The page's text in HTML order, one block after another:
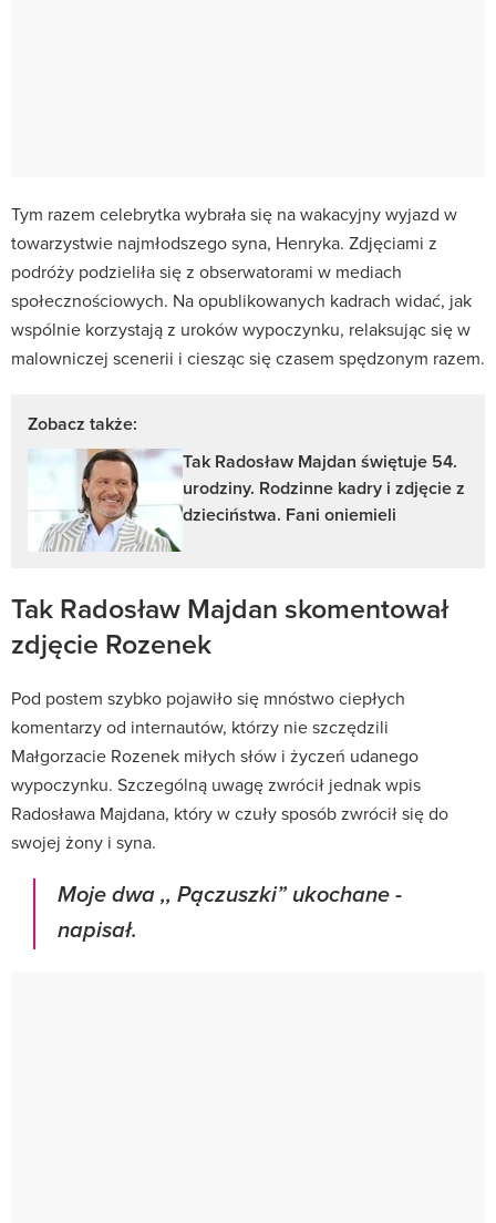
Tym razem celebrytka wybrała się na wakacyjny wyjazd w
towarzystwie najmłodszego syna, Henryka. Zdjęciami z
podróży podzieliła się z obserwatorami w mediach
społecznościowych. Na opublikowanych kadrach widać, jak
wspólnie korzystają z uroków wypoczynku, relaksując się w
malowniczej scenerii i ciesząc się czasem spędzonym razem.
Zobacz także:
Tak Radosław Majdan świętuje 54.
urodziny. Rodzinne kadry i zdjęcie z
dzieciństwa. Fani oniemieli
Tak Radosław Majdan skomentował
zdjęcie Rozenek
Pod postem szybko pojawiło się mnóstwo ciepłych
komentarzy od internautów, którzy nie szczędzili
Małgorzacie Rozenek miłych słów i życzeń udanego
wypoczynku. Szczególną uwagę zwrócił jednak wpis
Radosława Majdana, który w czuły sposób zwrócił się do
swojej żony i syna.
Moje dwa ,, Pączuszki” ukochane -
napisał.